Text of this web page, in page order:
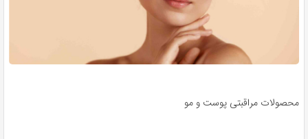
محصولات مراقبتی پوست و مو